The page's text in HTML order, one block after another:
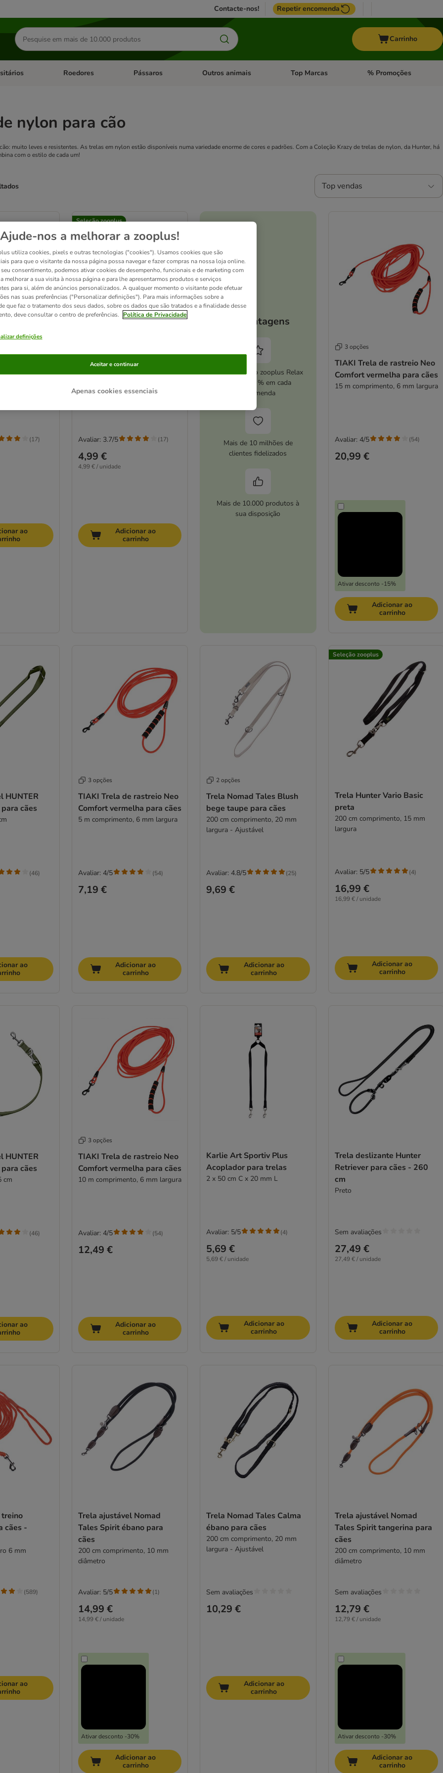
Contacte-nos! Repetir encomenda
Pesquisar
produtos
Carrinho
de categoria: Dieta Vet.Abrir menu de categoria: Antiparasitários
Roedores Abrir menu de categoria: Roedores
Pássaros Abrir menu de categoria: Pássaros
Outros animais Abrir menu de categoria: Outros animais
Top Marcas Abrir menu de categoria:
% Promoções
nylon para cão
muito leves e resistentes. As trelas em nylon estão disponíveis numa variedade enorme de cores e padrões. Com a Coleção Krazy de trelas de nylon, da Hunter, há
com o estilo de cada um!
Top vendas
Calma
cães
20 mm
(17)
ao
Seleção zooplus
Trela Nomad Tales Calma
cor de areia para cães
120 cm comprimento, 15 mm
largura
4,99 €
4,99 € / unidade
Avaliar: 3.7/5 (17)
Adicionar ao
carrinho
As vantagens
Ative o serviço zooplus Relax
e poupe 5 % em cada
encomenda
Mais de 10 milhões de
clientes fidelizados
Mais de 10.000 produtos à
sua disposição
3 opções
TIAKI Trela de rastreio Neo
Comfort vermelha para cães
15 m comprimento, 6 mm largura
20,99 €
Ativar desconto -15%
Avaliar: 4/5 (54)
Adicionar ao
carrinho
HUNTER
cães
(46)
ao
3 opções
TIAKI Trela de rastreio Neo
Comfort vermelha para cães
5 m comprimento, 6 mm largura
7,19 €
Avaliar: 4/5 (54)
Adicionar ao
carrinho
2 opções
Trela Nomad Tales Blush
bege taupe para cães
200 cm comprimento, 20 mm
largura - Ajustável
9,69 €
Avaliar: 4.8/5 (25)
Adicionar ao
carrinho
Seleção zooplus
Trela Hunter Vario Basic
preta
200 cm comprimento, 15 mm
largura
16,99 €
16,99 € / unidade
Avaliar: 5/5 (4)
Adicionar ao
carrinho
HUNTER
cães
cm
(46)
ao
3 opções
TIAKI Trela de rastreio Neo
Comfort vermelha para cães
10 m comprimento, 6 mm largura
12,49 €
Avaliar: 4/5 (54)
Adicionar ao
carrinho
Karlie Art Sportiv Plus
Acoplador para trelas
2 x 50 cm C x 20 mm L
5,69 €
5,69 € / unidade
Avaliar: 5/5 (4)
Adicionar ao
carrinho
Trela deslizante Hunter
Retriever para cães - 260
cm
Preto
27,49 €
27,49 € / unidade
Sem avaliações
Adicionar ao
carrinho
cães -
6 mm
(589)
ao
Trela ajustável Nomad
Tales Spirit ébano para
cães
200 cm comprimento, 10 mm
diâmetro
14,99 €
14,99 € / unidade
Ativar desconto -30%
Avaliar: 5/5 (1)
Adicionar ao
carrinho
Trela Nomad Tales Calma
ébano para cães
200 cm comprimento, 20 mm
largura - Ajustável
10,29 €
Sem avaliações
Adicionar ao
carrinho
Trela ajustável Nomad
Tales Spirit tangerina para
cães
200 cm comprimento, 10 mm
diâmetro
12,79 €
12,79 € / unidade
Ativar desconto -30%
Sem avaliações
Adicionar ao
carrinho
Ajude-nos a melhorar a zooplus!
utiliza cookies, pixels e outras tecnologias ("cookies"). Usamos cookies que são
para que o visitante da nossa página possa navegar e fazer compras na nossa loja online.
consentimento, podemos ativar cookies de desempenho, funcionais e de marketing com
melhorar a sua visita à nossa página e para lhe apresentarmos produtos e serviços
para si, além de anúncios personalizados. A qualquer momento o visitante pode efetuar
nas suas preferências ("Personalizar definições"). Para mais informações sobre a
que faz o tratamento dos seus dados, sobre os dados que são tratados e a finalidade desse
deve consultar o centro de preferências.
Política de Privacidade
definições
Apenas cookies essenciais
Aceitar e continuar